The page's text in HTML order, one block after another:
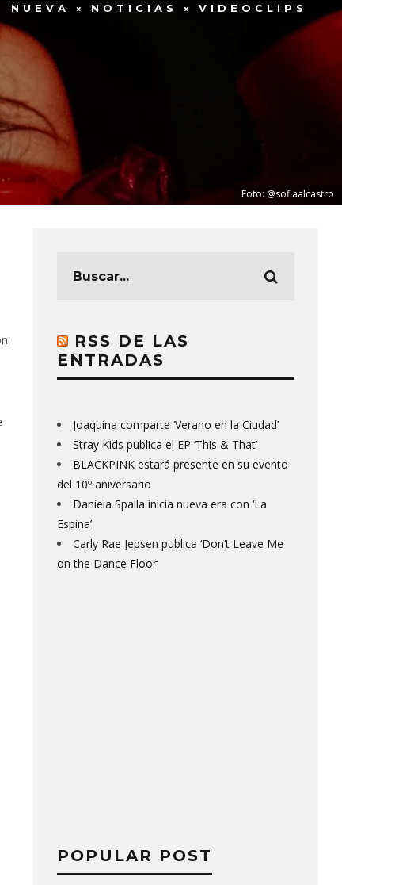
NUEVA NOTICIAS VIDEOCLIPS
Foto: @sofiaalcastro
RSS DE LAS
ENTRADAS
Joaquina comparte ‘Verano en la Ciudad’
Stray Kids publica el EP ‘This & That’
BLACKPINK estará presente en su evento
del 10º aniversario
Daniela Spalla inicia nueva era con ‘La
Espina’
Carly Rae Jepsen publica ‘Don’t Leave Me
on the Dance Floor’
POPULAR POST